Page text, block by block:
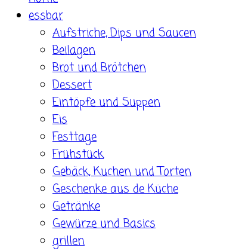
essbar
Aufstriche, Dips und Saucen
Beilagen
Brot und Brötchen
Dessert
Eintöpfe und Suppen
Eis
Festtage
Frühstück
Gebäck, Kuchen und Torten
Geschenke aus de Küche
Getränke
Gewürze und Basics
grillen